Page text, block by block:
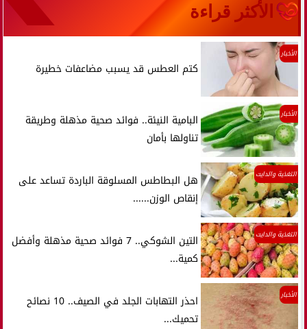
الأكثر قراءة
الأخبار
كتم العطس قد يسبب مضاعفات خطيرة
الأخبار
البامية النيئة.. فوائد صحية مذهلة وطريقة
تناولها بأمان
التغذية والدايت
هل البطاطس المسلوقة الباردة تساعد على
إنقاص الوزن......
التغذية والدايت
التين الشوكي.. 7 فوائد صحية مذهلة وأفضل
كمية...
الأخبار
احذر التهابات الجلد في الصيف.. 10 نصائح
تحميك...